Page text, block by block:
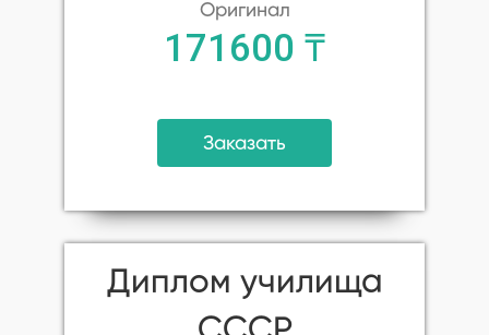
Оригинал
171600 ₸
Заказать
Диплом училища